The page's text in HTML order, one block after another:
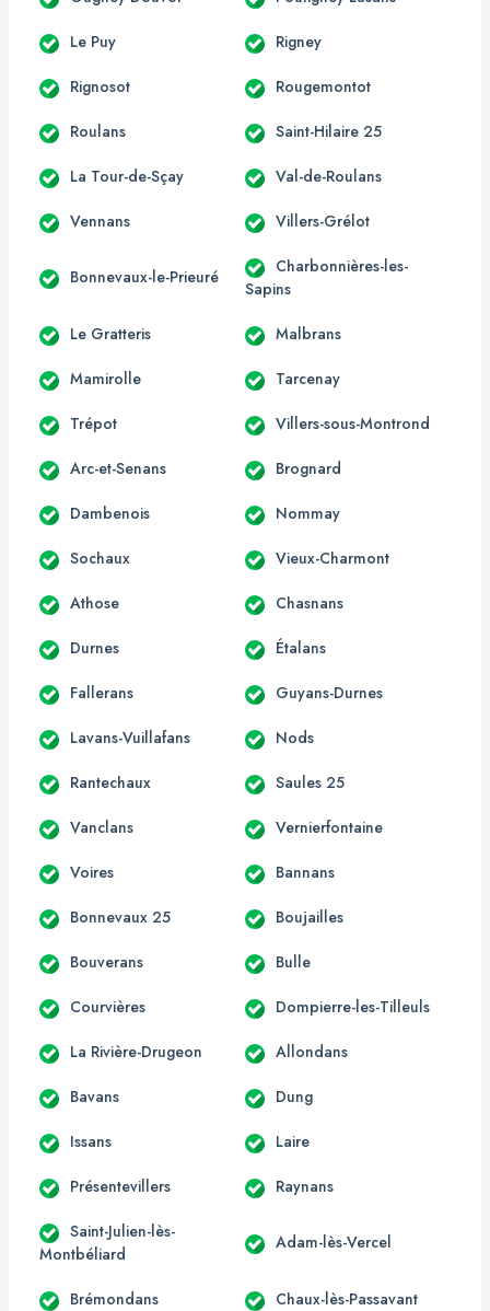
Le Puy Rigney
Rignosot Rougemontot
Roulans Saint-Hilaire 25
La Tour-de-Sçay Val-de-Roulans
Vennans Villers-Grélot
Bonnevaux-le-Prieuré
Charbonnières-les-
Sapins
Le Gratteris Malbrans
Mamirolle Tarcenay
Trépot Villers-sous-Montrond
Arc-et-Senans Brognard
Dambenois Nommay
Sochaux Vieux-Charmont
Athose Chasnans
Durnes Étalans
Fallerans Guyans-Durnes
Lavans-Vuillafans Nods
Rantechaux Saules 25
Vanclans Vernierfontaine
Voires Bannans
Bonnevaux 25 Boujailles
Bouverans Bulle
Courvières Dompierre-les-Tilleuls
La Rivière-Drugeon Allondans
Bavans Dung
Issans Laire
Présentevillers Raynans
Saint-Julien-lès-
Montbéliard
Adam-lès-Vercel
Brémondans Chaux-lès-Passavant